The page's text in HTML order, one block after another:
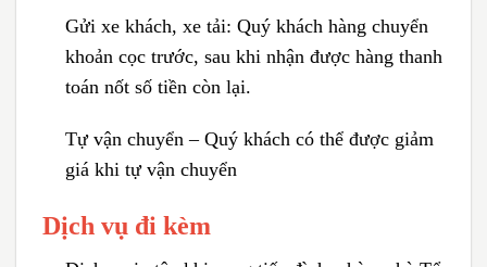
Gửi xe khách, xe tải: Quý khách hàng chuyển
khoản cọc trước, sau khi nhận được hàng thanh
toán nốt số tiền còn lại.
Tự vận chuyển – Quý khách có thể được giảm
giá khi tự vận chuyển
Dịch vụ đi kèm